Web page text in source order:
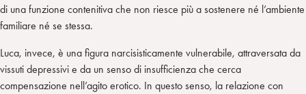
di una funzione contenitiva che non riesce più a sostenere né l’ambiente
familiare né se stessa.
Luca, invece, è una figura narcisisticamente vulnerabile, attraversata da
vissuti depressivi e da un senso di insufficienza che cerca
compensazione nell’agito erotico. In questo senso, la relazione con